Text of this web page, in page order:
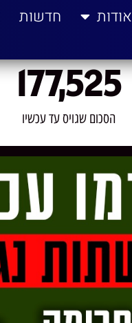
אודות חדשות
הסכום שגויס עד עכשיו
177,525